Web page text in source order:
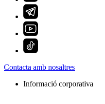
Contacta amb nosaltres
Informació corporativa